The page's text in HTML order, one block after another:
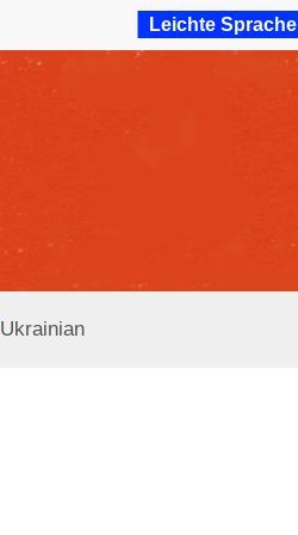
Leichte Sprache
Ukrainian